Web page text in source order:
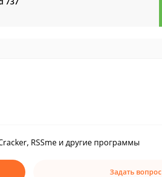
RSSme и другие программы
Задать вопрос